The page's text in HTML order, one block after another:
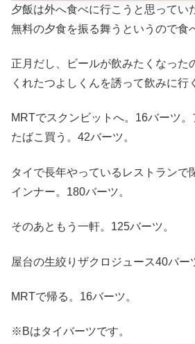
夕飯は外へ食べに行こうと思ってい
無料の夕食を振る舞うというので食
正月だし、ビールが飲みたくなった
くれたつよしくんを誘って飲みに行
MRTでスクンビットへ。16バーツ。
たばこ買う。42バーツ。
タイで長年やっているレストランで
インナー。180バーツ。
そのあともう一軒。125バーツ。
屋台の生絞りザクロジュース40バー
MRTで帰る。16バーツ。
※Bはタイバーツです。